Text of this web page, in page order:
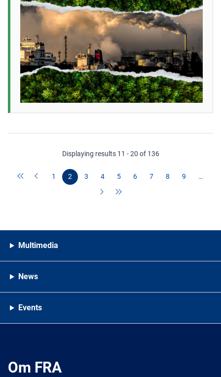
Displaying results 11 - 20 of 136
1 2 3 4 5 6 7 8 9 …
Multimedia
News
Events
Om FRA